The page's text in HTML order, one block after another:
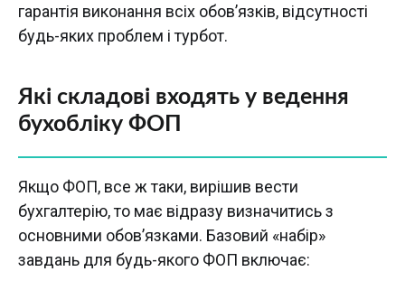
гарантія виконання всіх обов’язків, відсутності
будь-яких проблем і турбот.
Які складові входять у ведення
бухобліку ФОП
Якщо ФОП, все ж таки, вирішив вести
бухгалтерію, то має відразу визначитись з
основними обов’язками. Базовий «набір»
завдань для будь-якого ФОП включає: